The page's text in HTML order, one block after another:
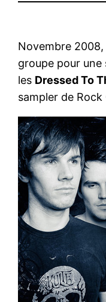
Novembre
groupe pour
les Dressed To
sampler de Rock